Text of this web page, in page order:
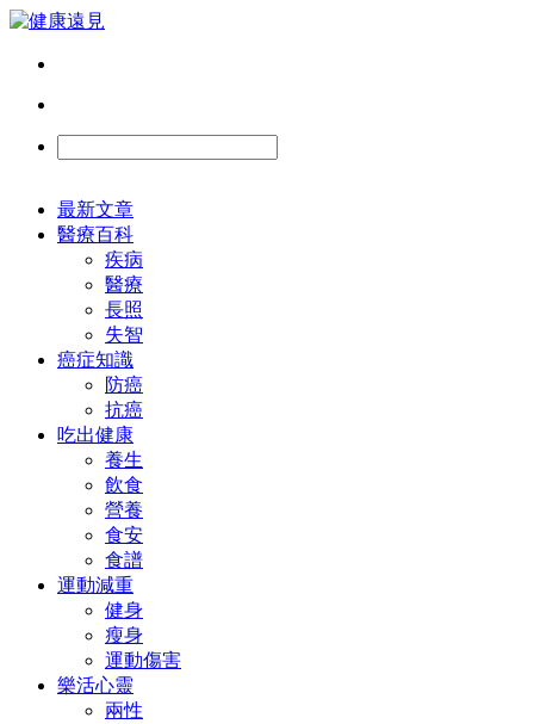
最新文章
醫療百科
疾病
醫療
長照
失智
癌症知識
防癌
抗癌
吃出健康
養生
飲食
營養
食安
食譜
運動減重
健身
瘦身
運動傷害
樂活心靈
兩性